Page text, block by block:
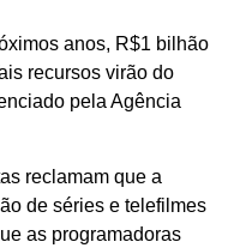
anos, R$1 bilhão
recursos virão do
pela Agência
reclamam que a
de séries e telefilmes
as programadoras